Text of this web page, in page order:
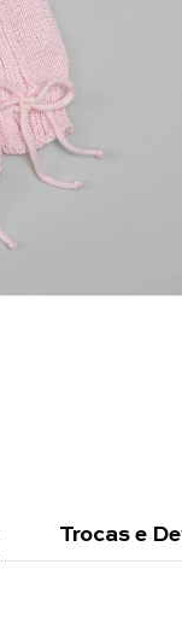
Trocas e